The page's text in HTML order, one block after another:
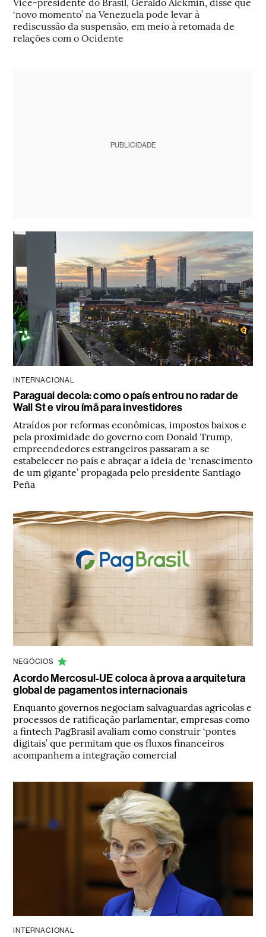
‘novo momento’ na Venezuela pode levar à
rediscussão da suspensão, em meio à retomada de
relações com o Ocidente
PUBLICIDADE
INTERNACIONAL
Paraguai decola: como o país entrou no radar de
Wall St e virou ímã para investidores
Atraídos por reformas econômicas, impostos baixos e
pela proximidade do governo com Donald Trump,
empreendedores estrangeiros passaram a se
estabelecer no país e abraçar a ideia de ‘renascimento
de um gigante’ propagada pelo presidente Santiago
Peña
NEGÓCIOS
Acordo Mercosul-UE coloca à prova a arquitetura
global de pagamentos internacionais
Enquanto governos negociam salvaguardas agrícolas e
processos de ratificação parlamentar, empresas como
a fintech PagBrasil avaliam como construir ‘pontes
digitais’ que permitam que os fluxos financeiros
acompanhem a integração comercial
INTERNACIONAL